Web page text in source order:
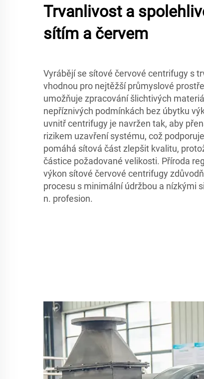
Trvanlivost a
sítím a červem
Vyrábějí se sítové červové centrifugy s
vhodnou pro nejtěžší průmyslové
umožňuje zpracování šlichtivých
nepříznivých podmínkách bez úbytku
uvnitř centrifugy je navržen tak, aby
rizikem uzavření systému, což
pomáhá sítová část zlepšit kvalitu,
částice požadované velikosti. Příroda
výkon sítové červové centrifugy
procesu s minimální údržbou a nízkými
n. profesion.